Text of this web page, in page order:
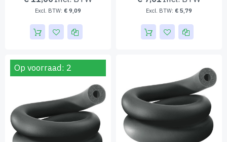
€ 9,09 € 5,79
Op voorraad: 2